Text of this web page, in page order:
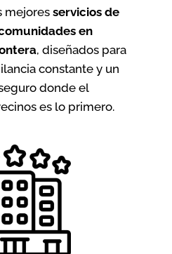
mejores servicios de
en
, diseñados para
constante y un
donde el
es lo primero.